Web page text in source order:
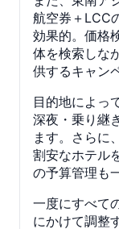
航空券＋LCC
効果的。価格
体を検索しな
供するキャン
目的地によっ
深夜・乗り継
ます。さらに
割安なホテル
の予算管理も
一度にすべて
にかけて調整